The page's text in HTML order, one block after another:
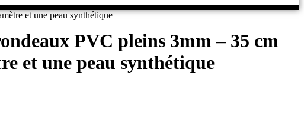
et une peau synthétique
PVC pleins 3mm – 35 cm
et une peau synthétique